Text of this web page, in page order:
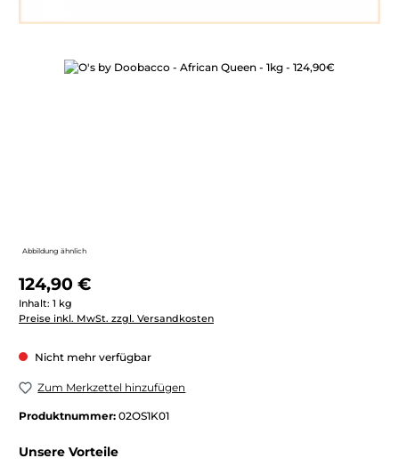
Bildergalerie überspringen
Abbildung ähnlich
Regulärer Preis:
124,90 €
Inhalt: 1 kg
Preise inkl. MwSt. zzgl. Versandkosten
Nicht mehr verfügbar
Zum Merkzettel hinzufügen
Produktnummer: 02OS1K01
Unsere Vorteile